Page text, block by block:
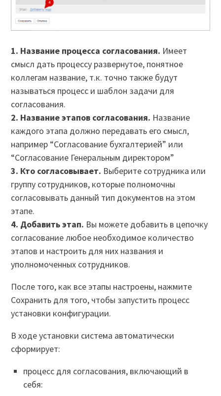
1. Название процесса согласования. Имеет
смысл дать процессу развернутое, понятное
коллегам название, т.к. точно также будут
называться процесс и шаблон задачи для
согласования.
2. Название этапов согласования. Название
каждого этапа должно передавать его смысл,
например “Согласование бухгалтерией” или
“Согласование Генеральным директором”
3. Кто согласовывает. Выберите сотрудника или
группу сотрудников, которые полномочны
согласовывать данный тип документов на этом
этапе.
4. Добавить этап. Вы можете добавить в цепочку
согласование любое необходимое количество
этапов и настроить для них названия и
уполномоченных сотрудников.
После того, как все этапы настроены, нажмите
Сохранить для того, чтобы запустить процесс
установки конфигурации.
В ходе установки система автоматически
сформирует:
процесс для согласования, включающий в
себя: